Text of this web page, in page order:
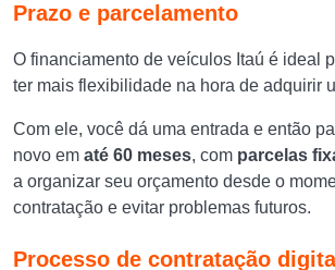
Prazo e parcelamento
O financiamento de veículos Itaú é ideal
ter mais flexibilidade na hora de adquirir
Com ele, você dá uma entrada e então
novo em até 60 meses, com parcelas
a organizar seu orçamento desde o
contratação e evitar problemas futuros.
Processo de contratação